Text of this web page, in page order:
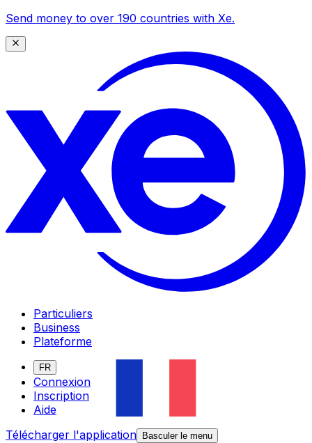
Send money to over 190 countries with Xe.
Particuliers
Business
Plateforme
FR
Connexion
Inscription
Aide
Télécharger l'application
Basculer le menu